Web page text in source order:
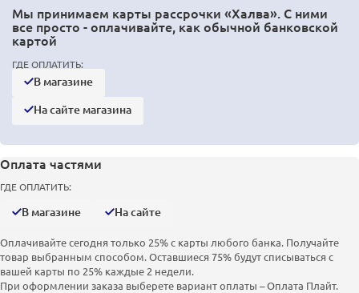
Мы принимаем карты рассрочки «Халва». С ними
все просто - оплачивайте, как обычной банковской
картой
ГДЕ ОПЛАТИТЬ:
В магазине
На сайте магазина
Оплата частями
ГДЕ ОПЛАТИТЬ:
В магазине На сайте
Оплачивайте сегодня только 25% с карты любого банка. Получайте
товар выбранным способом. Оставшиеся 75% будут списываться с
вашей карты по 25% каждые 2 недели.
При оформлении заказа выберете вариант оплаты – Оплата Плайт.